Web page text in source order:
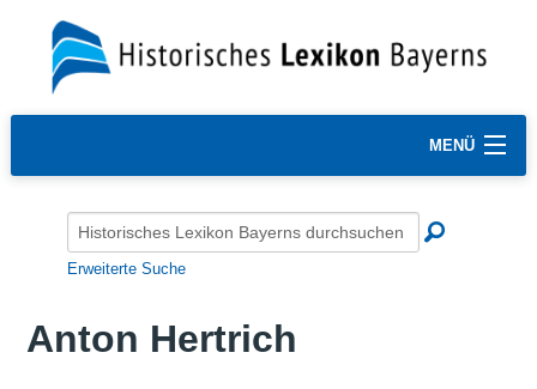
MENÜ
Erweiterte Suche
Anton Hertrich